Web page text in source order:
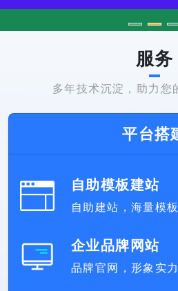
服务
多年技术沉淀，助力您
平台搭
自助模板建站
自助建站，海量模
企业品牌网站
品牌官网，形象实